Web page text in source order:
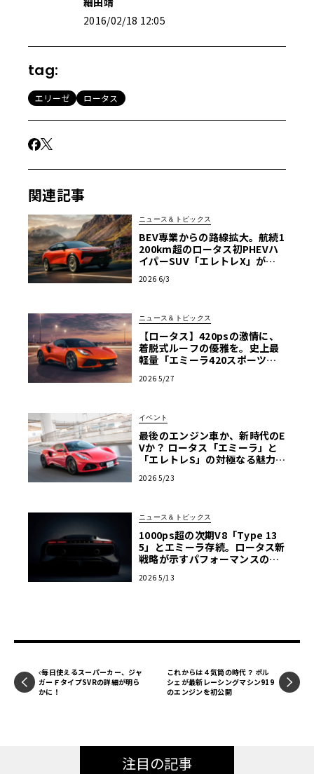
2016/02/18 12:05
tag:
エリーゼ ロータス
関連記事
ニュース＆トピックス
BEV専業からの路線拡大。航続1
200km超のロータス初PHEVハ
イパーSUV「エレトレX」が欧
2026 6/3
ニュース＆トピックス
【ロータス】420psの激情に、
着脱式ルーフの優雅を。史上最
軽量「エミーラ420スポーツ」
2026 5/27
イベント
最後のエンジン車か、新時代のE
Vか？ ロータス「エミーラ」と
「エレトレS」の対極なる魅力を
ーズミート2026横浜】
2026 5/23
ニュース＆トピックス
1000ps超の次期V8「Type 13
5」とエミーラ存続。ロータス新
戦略が示すパフォーマンスの未
2026 5/13
毎日使えるスーパーカー、ジャ
ガーＦタイプSVRの詳細が明ら
かに！
これからは４気筒の時代？ ポル
シェが最新レーシングマシン919
のエンジンを初公開
注目の記事